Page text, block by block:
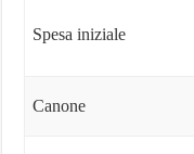
Spesa iniziale
Canone